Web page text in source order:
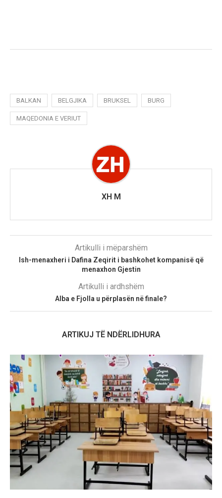
BALKAN BELGJIKA BRUKSEL BURG
MAQEDONIA E VERIUT
XH M
Artikulli i mëparshëm
Ish-menaxheri i Dafina Zeqirit i bashkohet kompanisë që
menaxhon Gjestin
Artikulli i ardhshëm
Alba e Fjolla u përplasën në finale?
ARTIKUJ TË NDËRLIDHURA